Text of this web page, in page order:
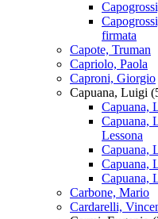
firmata
Capote, Truman
Capriolo, Paola
Caproni, Giorgio
Capuana, Luigi
Capuana,
Capuana,
Lessona
Capuana,
Capuana,
Capuana,
Carbone, Mario
Cardarelli,